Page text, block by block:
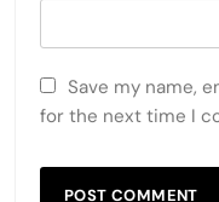
Save my name,
for the next time I